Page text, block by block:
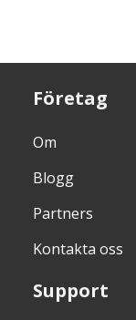
Företag
Om
Blogg
Partners
Kontakta oss
Support